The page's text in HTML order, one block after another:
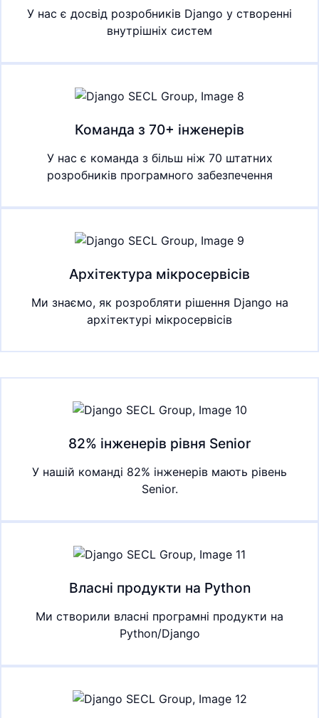
У нас є досвід розробників Django у створенні
внутрішніх систем
Команда з 70+ інженерів
У нас є команда з більш ніж 70 штатних
розробників програмного забезпечення
Архітектура мікросервісів
Ми знаємо, як розробляти рішення Django на
архітектурі мікросервісів
82% інженерів рівня Senior
У нашій команді 82% інженерів мають рівень
Senior.
Власні продукти на Python
Ми створили власні програмні продукти на
Python/Django